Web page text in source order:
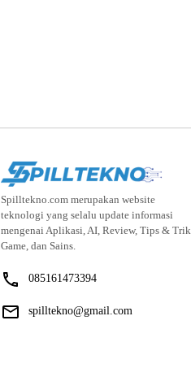
Spilltekno.com merupakan website
teknologi yang selalu update informasi
mengenai Aplikasi, AI, Review, Tips & Trik,
Game, dan Sains.
085161473394
spilltekno@gmail.com